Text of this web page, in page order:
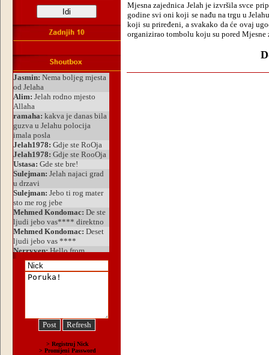
Mjesna zajednica Jelah je izvršila svce
godine svi oni koji se nađu na trgu u
koji su priređeni, a svakako da će ovaj
organizirao tombolu koju su pored